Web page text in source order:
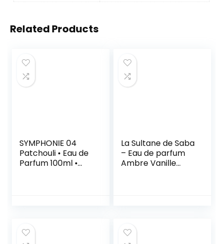
Related Products
SYMPHONIE 04
Patchouli • Eau de
Parfum 100ml •
La Sultane de Saba
– Eau de parfum
Ambre Vanille